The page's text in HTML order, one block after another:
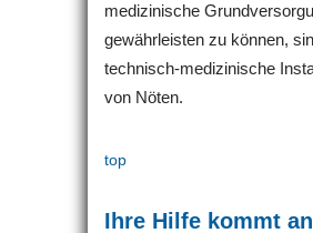
medizinische
gewährleisten zu können,
technisch-medizinische
von Nöten.
top
Ihre Hilfe kommt an